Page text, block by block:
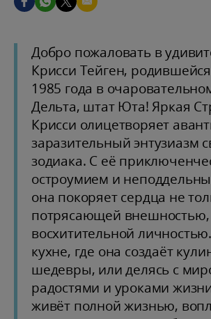
Добро пожаловать в
Крисси Тейген,
1985 года в
Дельта, штат Юта! Яркая
Крисси олицетворяет
заразительный энтузиазм
зодиака. С её
остроумием и
она покоряет сердца не
потрясающей
восхитительной
кухне, где она создаёт
шедевры, или делясь с
радостями и уроками
живёт полной жизнью,